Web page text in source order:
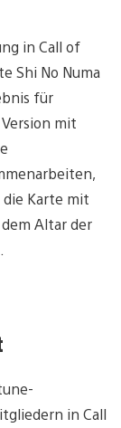
in Call of
Shi No Numa
für
mit
Karte mit
Altar der
in Call